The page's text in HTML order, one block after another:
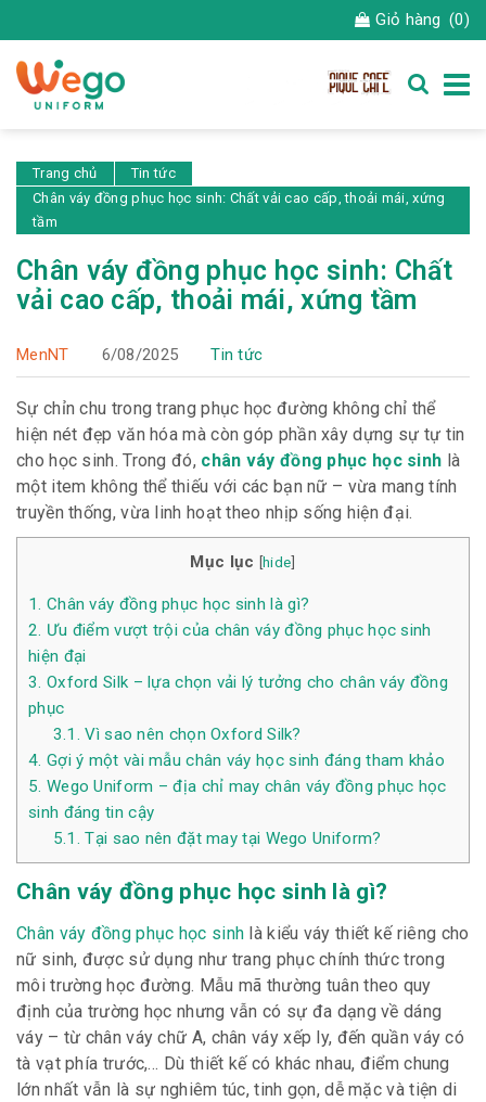
Giỏ hàng (0)
Trang chủ
Tin tức
Chân váy đồng phục học sinh: Chất vải cao cấp, thoải mái, xứng
tầm
Chân váy đồng phục học sinh: Chất
vải cao cấp, thoải mái, xứng tầm
MenNT 6/08/2025 Tin tức
Sự chỉn chu trong trang phục học đường không chỉ thể
hiện nét đẹp văn hóa mà còn góp phần xây dựng sự tự tin
cho học sinh. Trong đó, chân váy đồng phục học sinh là
một item không thể thiếu với các bạn nữ – vừa mang tính
truyền thống, vừa linh hoạt theo nhịp sống hiện đại.
Mục lục [hide]
1. Chân váy đồng phục học sinh là gì?
2. Ưu điểm vượt trội của chân váy đồng phục học sinh
hiện đại
3. Oxford Silk – lựa chọn vải lý tưởng cho chân váy đồng
phục
3.1. Vì sao nên chọn Oxford Silk?
4. Gợi ý một vài mẫu chân váy học sinh đáng tham khảo
5. Wego Uniform – địa chỉ may chân váy đồng phục học
sinh đáng tin cậy
5.1. Tại sao nên đặt may tại Wego Uniform?
Chân váy đồng phục học sinh là gì?
Chân váy đồng phục học sinh là kiểu váy thiết kế riêng cho
nữ sinh, được sử dụng như trang phục chính thức trong
môi trường học đường. Mẫu mã thường tuân theo quy
định của trường học nhưng vẫn có sự đa dạng về dáng
váy – từ chân váy chữ A, chân váy xếp ly, đến quần váy có
tà vạt phía trước,… Dù thiết kế có khác nhau, điểm chung
lớn nhất vẫn là sự nghiêm túc, tinh gọn, dễ mặc và tiện di